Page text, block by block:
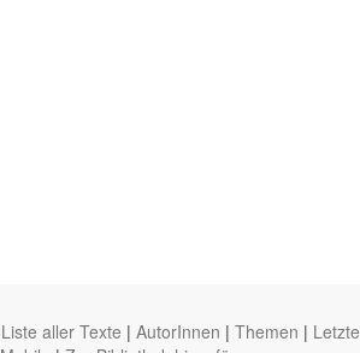
Liste aller Texte | AutorInnen | Themen | Letzte